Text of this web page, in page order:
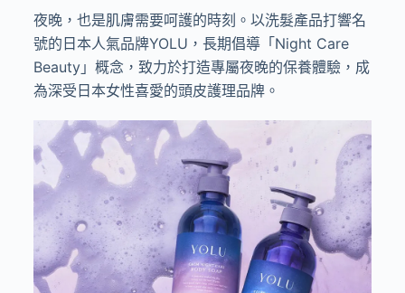
夜晚，也是肌膚需要呵護的時刻。以洗髮產品打響名
號的日本人氣品牌YOLU，長期倡導「Night Care
Beauty」概念，致力於打造專屬夜晚的保養體驗，成
為深受日本女性喜愛的頭皮護理品牌。